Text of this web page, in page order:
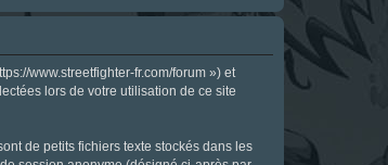
www.streetfighter-fr.com/forum ») et
lors de votre utilisation de ce site
de petits fichiers texte stockés dans les